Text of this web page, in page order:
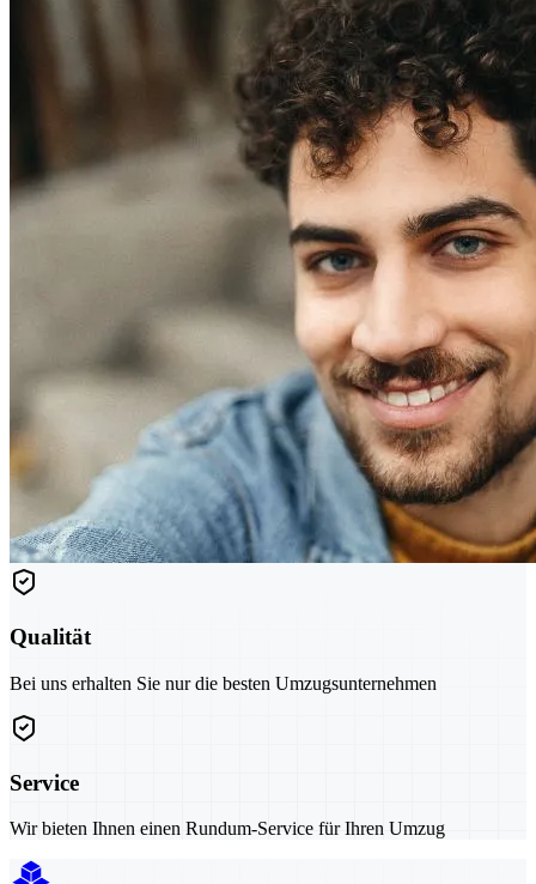
Qualität
Bei uns erhalten Sie nur die besten Umzugsunternehmen
Service
Wir bieten Ihnen einen Rundum-Service für Ihren Umzug